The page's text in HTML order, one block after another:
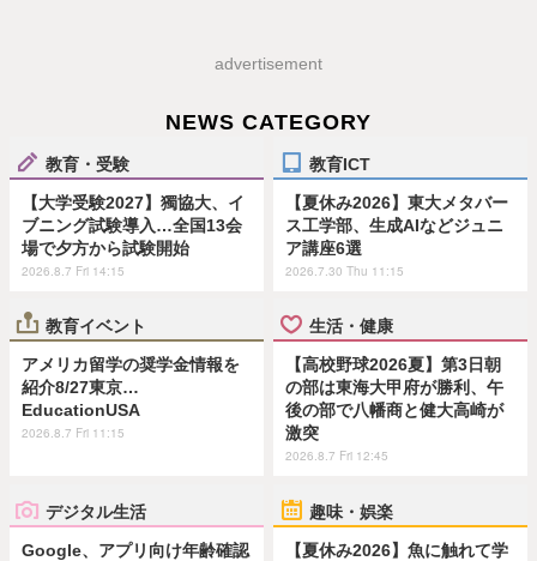
advertisement
NEWS CATEGORY
教育・受験
【大学受験2027】獨協大、イ
ブニング試験導入…全国13会
場で夕方から試験開始
2026.8.7 Fri 14:15
教育ICT
【夏休み2026】東大メタバー
ス工学部、生成AIなどジュニ
ア講座6選
2026.7.30 Thu 11:15
教育イベント
アメリカ留学の奨学金情報を
紹介8/27東京…
EducationUSA
2026.8.7 Fri 11:15
生活・健康
【高校野球2026夏】第3日朝
の部は東海大甲府が勝利、午
後の部で八幡商と健大高崎が
激突
2026.8.7 Fri 12:45
デジタル生活
Google、アプリ向け年齢確認
趣味・娯楽
【夏休み2026】魚に触れて学